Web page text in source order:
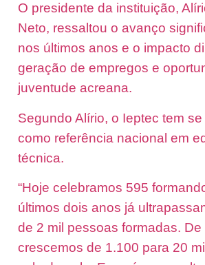
O presidente da instituição,
Neto, ressaltou o avanço
nos últimos anos e o impacto
geração de empregos e
juventude acreana.
Segundo Alírio, o Ieptec tem
como referência nacional em
técnica.
“Hoje celebramos 595
últimos dois anos já
de 2 mil pessoas formadas.
crescemos de 1.100 para 20